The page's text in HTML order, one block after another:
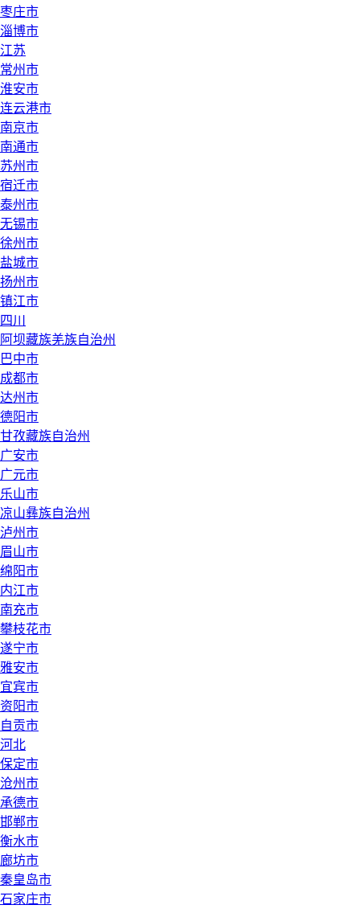
枣庄市
淄博市
江苏
常州市
淮安市
连云港市
南京市
南通市
苏州市
宿迁市
泰州市
无锡市
徐州市
盐城市
扬州市
镇江市
四川
阿坝藏族羌族自治州
巴中市
成都市
达州市
德阳市
甘孜藏族自治州
广安市
广元市
乐山市
凉山彝族自治州
泸州市
眉山市
绵阳市
内江市
南充市
攀枝花市
遂宁市
雅安市
宜宾市
资阳市
自贡市
河北
保定市
沧州市
承德市
邯郸市
衡水市
廊坊市
秦皇岛市
石家庄市